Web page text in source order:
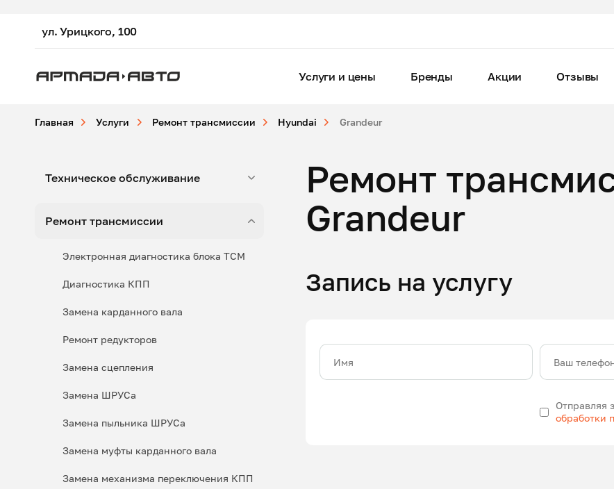
ул. Урицкого, 100
Услуги и цены Бренды Акции Отзывы
Главная Услуги Ремонт трансмиссии Hyundai Grandeur
Техническое обслуживание
Ремонт трансмиссии
Электронная диагностика блока ТСМ
Диагностика КПП
Замена карданного вала
Ремонт редукторов
Замена сцепления
Замена ШРУСа
Замена пыльника ШРУСа
Замена муфты карданного вала
Замена механизма переключения КПП
Ремонт
Grandeur
Запись на услугу
Имя Ваш
Отправляя
обработки